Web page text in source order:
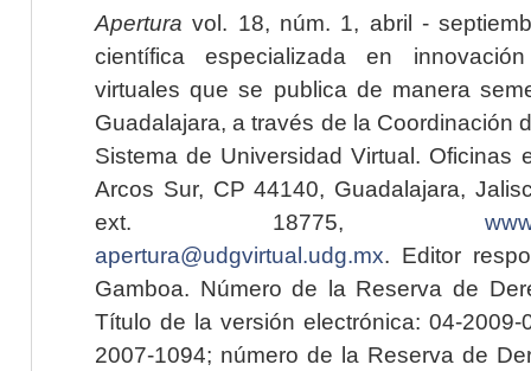
Apertura vol. 18, núm. 1, abril -
científica especializada en
virtuales que se publica de manera
Guadalajara, a través de la Coordinación
Sistema de Universidad Virtual. Oficinas
Arcos Sur, CP 44140, Guadalajara,
ext. 18775,
apertura@udgvirtual.udg.mx. Editor
Gamboa. Número de la Reserva de
Título de la versión electrónica: 04-2009-
2007-1094; número de la Reserva de